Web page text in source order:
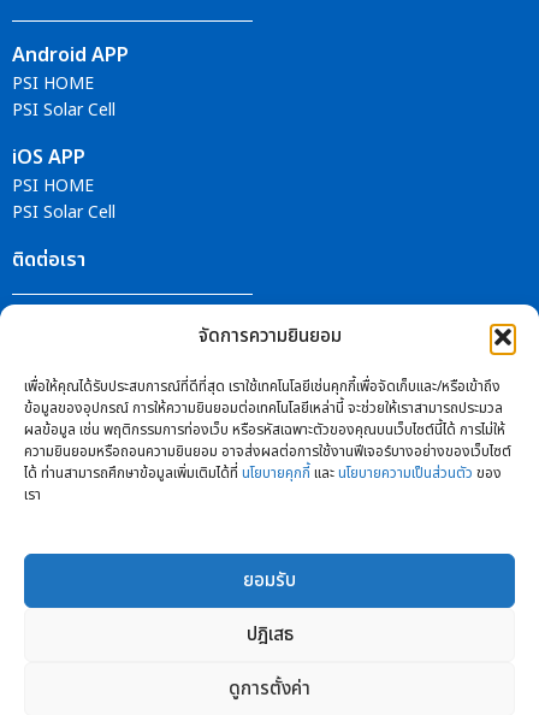
จัดการความยินยอม
เพื่อให้คุณได้รับประสบการณ์ที่ดีที่สุด เราใช้เทคโนโลยีเช่นคุกกี้เพื่อจัดเก็บและ/หรือเข้าถึง
ข้อมูลของอุปกรณ์ การให้ความยินยอมต่อเทคโนโลยีเหล่านี้ จะช่วยให้เราสามารถประมวล
ผลข้อมูล เช่น พฤติกรรมการท่องเว็บ หรือรหัสเฉพาะตัวของคุณบนเว็บไซต์นี้ได้ การไม่ให้
ความยินยอมหรือถอนความยินยอม อาจส่งผลต่อการใช้งานฟีเจอร์บางอย่างของเว็บไซต์
ได้ ท่านสามารถศึกษาข้อมูลเพิ่มเติมได้ที่ นโยบายคุกกี้ และนโยบายความเป็นส่วนตัว ของ
เรา
ยอมรับ
ปฎิเสธ
ดูการตั้งค่า
Android APP
PSI HOME
PSI Solar Cell
iOS APP
PSI HOME
PSI Solar Cell
ติดต่อเรา